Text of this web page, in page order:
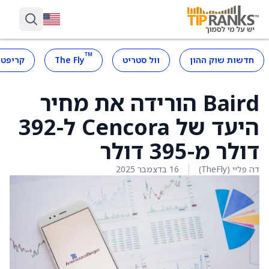
חדשות שוק ההון וול סטריט ™
The Fly
Baird הורידה את מחיר
היעד של Cencora ל-392
דולר מ-395 דולר
דה פליי (TheFly) 16 בדצמבר 2025